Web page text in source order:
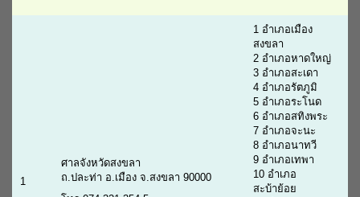
1
ศาลจังหวัดสงขลา
ถ.ปละท่า อ.เมือง จ.สงขลา 90000
1 อำเภอเมือง
สงขลา
2 อำเภอหาดใหญ่
3 อำเภอสะเดา
4 อำเภอรัตภูมิ
5 อำเภอระโนด
6 อำเภอสทิงพระ
7 อำเภอจะนะ
8 อำเภอนาทวี
9 อำเภอเทพา
10 อำเภอ
สะบ้าย้อย